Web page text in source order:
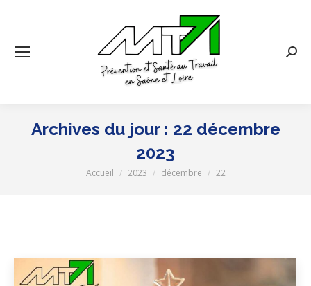
Archives du jour : 22 décembre
2023
Vous êtes ici :
Accueil 2023 décembre 22